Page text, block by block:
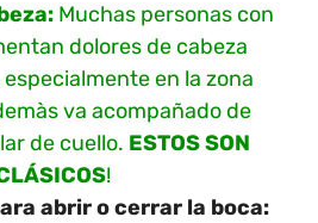
Muchas personas con
dolores de cabeza
en la zona
va acompañado de
de cuello. ESTOS SON
!
abrir o cerrar la boca: